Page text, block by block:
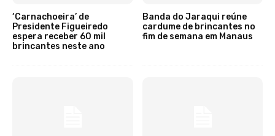
‘Carnachoeira’ de
Presidente Figueiredo
espera receber 60 mil
brincantes neste ano
Banda do Jaraqui reúne
cardume de brincantes no
fim de semana em Manaus